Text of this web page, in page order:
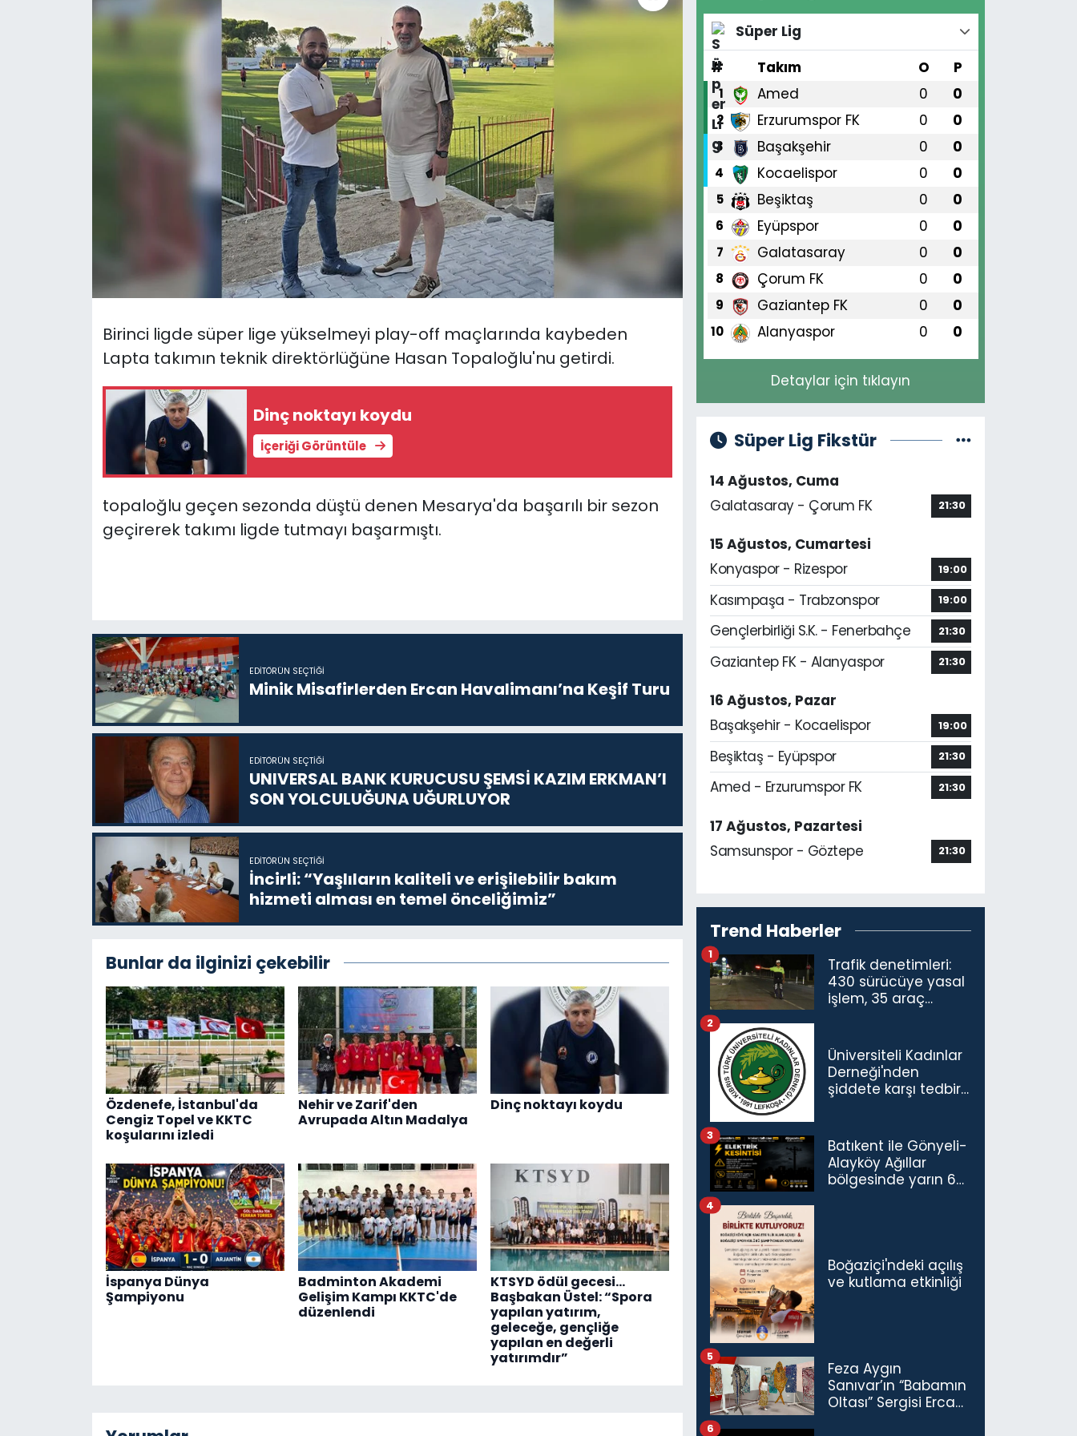
Birinci ligde süper lige yükselmeyi play-off maçlarında kaybeden
Lapta takımın teknik direktörlüğüne Hasan Topaloğlu'nu getirdi.
Dinç noktayı koydu
İçeriği Görüntüle
topaloğlu geçen sezonda düştü denen Mesarya'da başarılı bir sezon
geçirerek takımı ligde tutmayı başarmıştı.
EDITÖRÜN SEÇTIĞI
Minik Misafirlerden Ercan Havalimanı’na Keşif Turu
EDITÖRÜN SEÇTIĞI
UNIVERSAL BANK KURUCUSU ŞEMSİ KAZIM ERKMAN’I
SON YOLCULUĞUNA UĞURLUYOR
EDITÖRÜN SEÇTIĞI
İncirli: “Yaşlıların kaliteli ve erişilebilir bakım
hizmeti alması en temel önceliğimiz”
Bunlar da ilginizi çekebilir
Özdenefe, İstanbul'da
Cengiz Topel ve KKTC
koşularını izledi
Nehir ve Zarif'den
Avrupada Altın Madalya
Dinç noktayı koydu
İspanya Dünya
Şampiyonu
Badminton Akademi
Gelişim Kampı KKTC'de
düzenlendi
KTSYD ödül gecesi...
Başbakan Üstel: “Spora
yapılan yatırım,
geleceğe, gençliğe
yapılan en değerli
yatırımdır”
Süper Lig
#
Takım O P
1 Amed 0 0
2 Erzurumspor FK 0 0
3 Başakşehir 0 0
4 Kocaelispor 0 0
5 Beşiktaş 0 0
6 Eyüpspor 0 0
7 Galatasaray 0 0
8 Çorum FK 0 0
9 Gaziantep FK 0 0
10 Alanyaspor 0 0
Detaylar için tıklayın
Süper Lig Fikstür
14 Ağustos, Cuma
Galatasaray - Çorum FK
21:30
15 Ağustos, Cumartesi
Konyaspor - Rizespor
19:00
Kasımpaşa - Trabzonspor 19:00
Gençlerbirliği S.K. - Fenerbahçe 21:30
Gaziantep FK - Alanyaspor 21:30
16 Ağustos, Pazar
Başakşehir - Kocaelispor
19:00
Beşiktaş - Eyüpspor 21:30
Amed - Erzurumspor FK 21:30
17 Ağustos, Pazartesi
Samsunspor - Göztepe
21:30
Trend Haberler
Trafik denetimleri:
430 sürücüye yasal
işlem, 35 araç
1
Üniversiteli Kadınlar
Derneği'nden
şiddete karşı tedbir
2
Batıkent ile Gönyeli-
Alayköy Ağıllar
bölgesinde yarın 6
3
Boğaziçi'ndeki açılış
ve kutlama etkinliği
4
Feza Aygın
Sanıvar’ın “Babamın
Oltası” Sergisi Ercan
5
6
Gündem
Nöbetçi Eczaneler
Teknoloji
Yazarlar